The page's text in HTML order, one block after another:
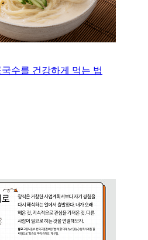
수를 건강하게 먹는 법